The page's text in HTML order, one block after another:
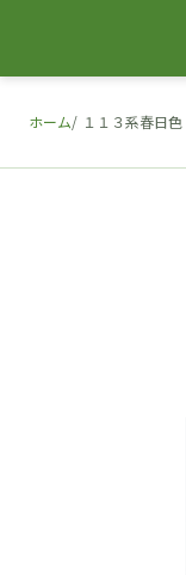
ホーム １１３系春日色